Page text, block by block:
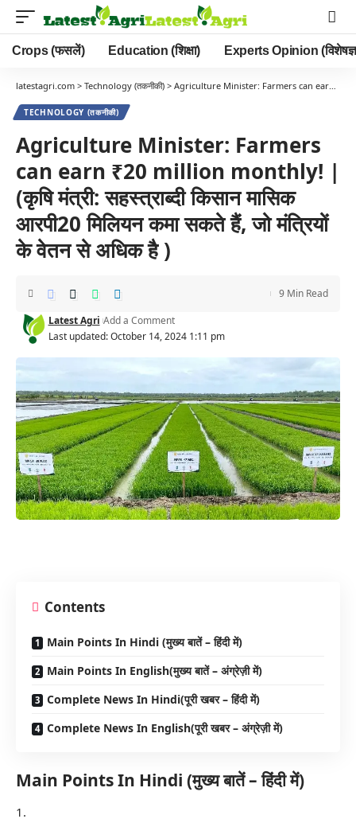
Crops (फसलें) Education (शिक्षा) Experts Opinion (विशेषज्ञ
latestagri.com > Technology (तकनीकी) > Agriculture Minister: Farmers can earn ₹20 million monthly! | (कृषि मंत्री: सहस्त्राब्दी किसान मासिक आरपी20 मिलियन कमा सकते हैं, जो मंत्रियों के वेतन से अधिक है )
TECHNOLOGY (तकनीकी)
Agriculture Minister: Farmers
can earn ₹20 million monthly! |
(कृषि मंत्री: सहस्त्राब्दी किसान मासिक
आरपी20 मिलियन कमा सकते हैं, जो मंत्रियों
के वेतन से अधिक है )
Last updated: October 14, 2024 1:11 pm
Latest Agri Add a Comment
9 Min Read
Contents
Main Points In Hindi (मुख्य बातें – हिंदी में)
Main Points In English(मुख्य बातें – अंग्रेज़ी में)
Complete News In Hindi(पूरी खबर – हिंदी में)
Complete News In English(पूरी खबर – अंग्रेज़ी में)
Main Points In Hindi (मुख्य बातें – हिंदी में)